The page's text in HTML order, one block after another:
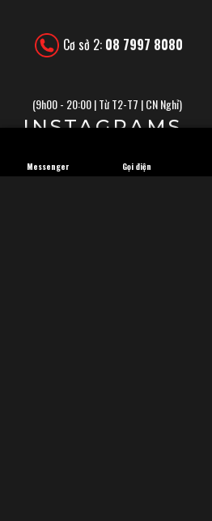
Cơ sở 2: 08 7997 8080
(9h00 - 20:00 | Từ T2-T7 | CN Nghỉ)
INSTAGRAMS
Gọi điện
Messenger